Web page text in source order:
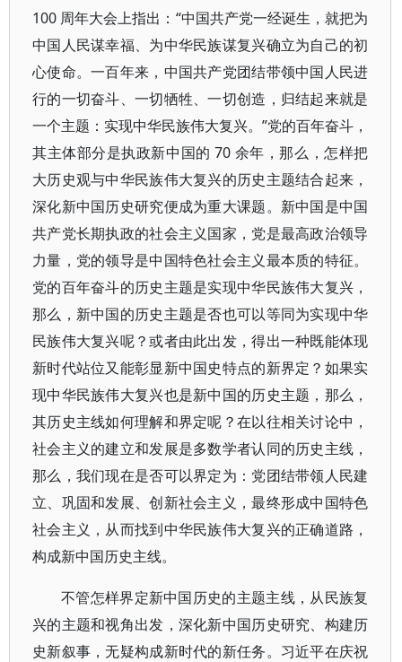
100 周年大会上指出：“中国共产党一经诞生，就把为
中国人民谋幸福、为中华民族谋复兴确立为自己的初
心使命。一百年来，中国共产党团结带领中国人民进
行的一切奋斗、一切牺牲、一切创造，归结起来就是
一个主题：实现中华民族伟大复兴。”党的百年奋斗，
其主体部分是执政新中国的 70 余年，那么，怎样把
大历史观与中华民族伟大复兴的历史主题结合起来，
深化新中国历史研究便成为重大课题。新中国是中国
共产党长期执政的社会主义国家，党是最高政治领导
力量，党的领导是中国特色社会主义最本质的特征。
党的百年奋斗的历史主题是实现中华民族伟大复兴，
那么，新中国的历史主题是否也可以等同为实现中华
民族伟大复兴呢？或者由此出发，得出一种既能体现
新时代站位又能彰显新中国史特点的新界定？如果实
现中华民族伟大复兴也是新中国的历史主题，那么，
其历史主线如何理解和界定呢？在以往相关讨论中，
社会主义的建立和发展是多数学者认同的历史主线，
那么，我们现在是否可以界定为：党团结带领人民建
立、巩固和发展、创新社会主义，最终形成中国特色
社会主义，从而找到中华民族伟大复兴的正确道路，
构成新中国历史主线。
不管怎样界定新中国历史的主题主线，从民族复
兴的主题和视角出发，深化新中国历史研究、构建历
史新叙事，无疑构成新时代的新任务。习近平在庆祝